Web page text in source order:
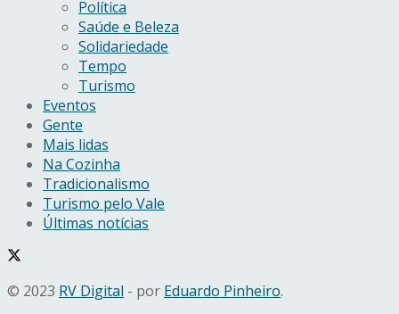
Política
Saúde e Beleza
Solidariedade
Tempo
Turismo
Eventos
Gente
Mais lidas
Na Cozinha
Tradicionalismo
Turismo pelo Vale
Últimas notícias
© 2023 RV Digital - por Eduardo Pinheiro.